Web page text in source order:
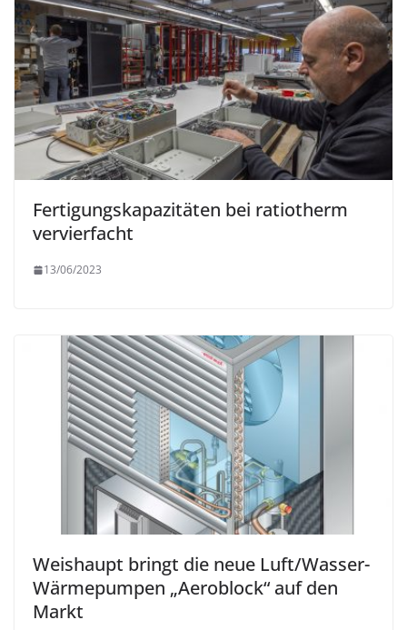
Fertigungskapazitäten bei ratiotherm
vervierfacht
13/06/2023
Weishaupt bringt die neue Luft/Wasser-
Wärmepumpen „Aeroblock“ auf den
Markt